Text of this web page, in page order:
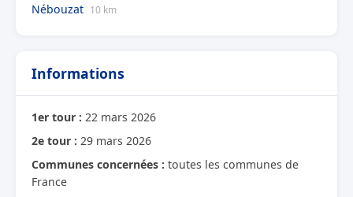
Nébouzat 10 km
Informations
1er tour : 22 mars 2026
2e tour : 29 mars 2026
Communes concernées : toutes les communes de
France